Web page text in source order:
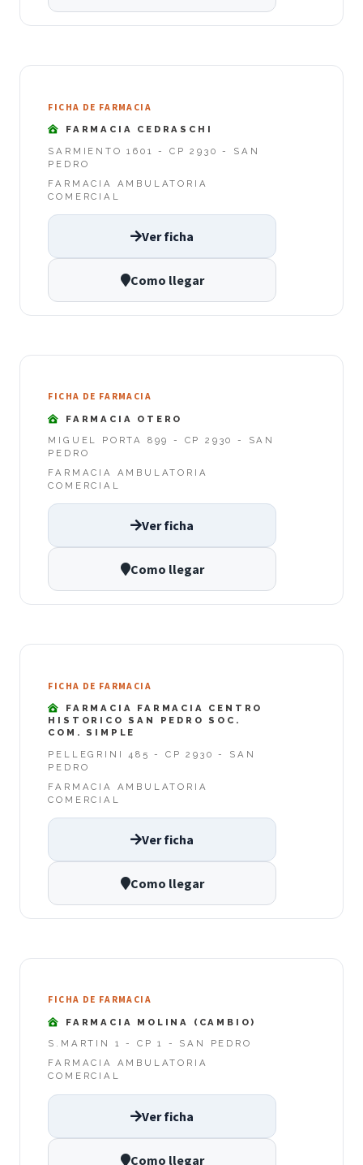
FICHA DE FARMACIA
FARMACIA CEDRASCHI
SARMIENTO 1601 - CP 2930 - SAN
PEDRO
FARMACIA AMBULATORIA
COMERCIAL
Ver ficha
Como llegar
FICHA DE FARMACIA
FARMACIA OTERO
MIGUEL PORTA 899 - CP 2930 - SAN
PEDRO
FARMACIA AMBULATORIA
COMERCIAL
Ver ficha
Como llegar
FICHA DE FARMACIA
FARMACIA FARMACIA CENTRO
HISTORICO SAN PEDRO SOC.
COM. SIMPLE
PELLEGRINI 485 - CP 2930 - SAN
PEDRO
FARMACIA AMBULATORIA
COMERCIAL
Ver ficha
Como llegar
FICHA DE FARMACIA
FARMACIA MOLINA (CAMBIO)
S.MARTIN 1 - CP 1 - SAN PEDRO
FARMACIA AMBULATORIA
COMERCIAL
Ver ficha
Como llegar